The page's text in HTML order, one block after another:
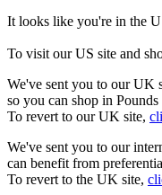
It looks like you're in the
To visit our US site and
We've sent you to our UK
so you can shop in Pounds
To revert to our UK site,
We've sent you to our
can benefit from
To revert to the UK site,